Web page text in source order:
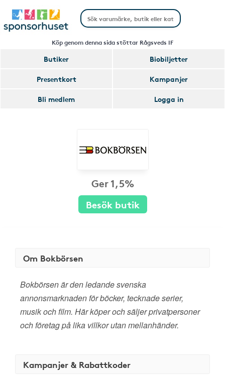
Köp genom denna sida stöttar Rågsveds IF
Butiker
Biobiljetter
Presentkort
Kampanjer
Bli medlem
Logga in
Ger 1,5%
Besök butik
Om Bokbörsen
Bokbörsen är den ledande svenska
annonsmarknaden för böcker, tecknade serier,
musik och film. Här köper och säljer privatpersoner
och företag på lika villkor utan mellanhänder.
Kampanjer & Rabattkoder